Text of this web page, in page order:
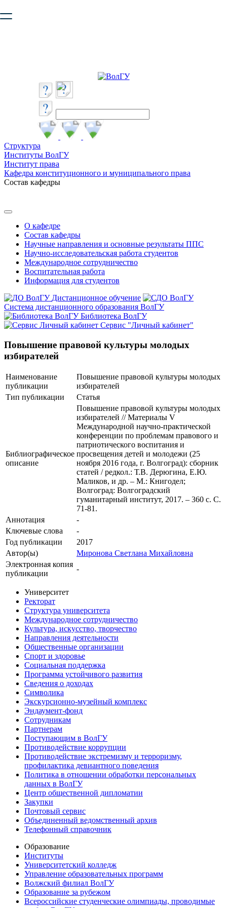
безопасную работу с сайтом. Пожалуйста
Структура
Институты ВолГУ
Институт права
Кафедра конституционного и муниципального права
Состав кафедры
О кафедре
Состав кафедры
Научные направления и основные результаты ППС
Научно-исследовательская работа студентов
Международное сотрудничество
Воспитательная работа
Информация для студентов
Дистанционное обучение
Система дистанционного образования ВолГУ
Библиотека ВолГУ
Сервис "Личный кабинет"
Повышение правовой культуры молодых
избирателей
Наименование
публикации
Повышение правовой культуры молодых
избирателей
Тип публикации
Статья
Библиографическое
описание
Повышение правовой культуры молодых
избирателей // Материалы V
Международной научно-практической
конференции по проблемам правового и
патриотического воспитания и
просвещения детей и молодежи (25
ноября 2016 года, г. Волгоград): сборник
статей / редкол.: Т.В. Дерюгина, Е.Ю.
Маликов, и др. – М.: Книгодел;
Волгоград: Волгоградский
гуманитарный институт, 2017. – 360 с. С.
71-81.
Аннотация
-
Ключевые cлова
-
Год публикации
2017
Автор(ы)
Миронова Светлана Михайловна
Электронная копия
публикации
-
Университет
Ректорат
Структура университета
Международное сотрудничество
Культура, искусство, творчество
Направления деятельности
Общественные организации
Спорт и здоровье
Социальная поддержка
Программа устойчивого развития
Сведения о доходах
Символика
Экскурсионно-музейный комплекс
Эндаумент-фонд
Сотрудникам
Партнерам
Поступающим в ВолГУ
Противодействие коррупции
Противодействие экстремизму и терроризму,
профилактика девиантного поведения
Политика в отношении обработки персональных
данных в ВолГУ
Центр общественной дипломатии
Закупки
Почтовый сервис
Объединенный ведомственный архив
Телефонный справочник
Образование
Институты
Университетский колледж
Управление образовательных программ
Волжский филиал ВолГУ
Образование за рубежом
Всероссийские студенческие олимпиады, проводимые